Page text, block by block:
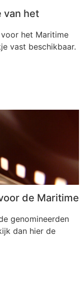
van het
het Maritime
vast beschikbaar.
de Maritime
genomineerden
dan hier de